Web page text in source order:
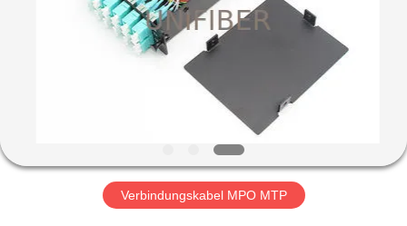
PRODUKTE
FABRIK-
AUSFLUGVerbindungskabel MPO MTP